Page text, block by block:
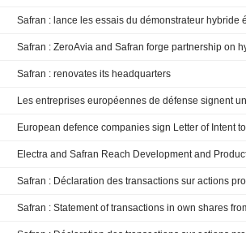
Safran : renovates its headquarters